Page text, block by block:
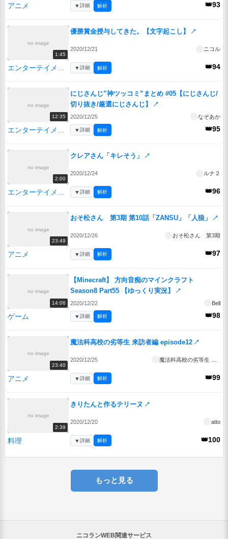
アニメ 👑93
▼詳細 解析
no image
1:45
優勝賞金授与してきた。【文字起こし】 ↗
2020/12/21 ニコル
エンターテイメント 👑94
▼詳細 解析
no image
12:35
にじさんじ”神ツッコミ”まとめ #05【にじさんじ/
切り抜き/厳選にじさんじ】
↗
2020/12/25 なぞあか
エンターテイメント 👑95
▼詳細 解析
no image
2:00
クレアさん「キレそう」 ↗
2020/12/24 ルナ２
エンターテイメント 👑96
▼詳細 解析
no image
23:49
おそ松さん 第3期 第10話「ZANSU」「人狼」 ↗
2020/12/26 おそ松さん 第3期
アニメ 👑97
▼詳細 解析
no image
14:06
【Minecraft】 方向音痴のマインクラフト
Season8 Part55 【ゆっくり実況】
↗
2020/12/22 Bell
ゲーム 👑98
▼詳細 解析
no image
23:40
魔法科高校の劣等生 来訪者編 episode12 ↗
2020/12/25
アニメ 👑99
▼詳細 解析
no image
2:39
きりたんと作るテリーヌ ↗
2020/12/20 atto
料理 👑100
▼詳細 解析
もっと見る
ニコランWEB関連サービス